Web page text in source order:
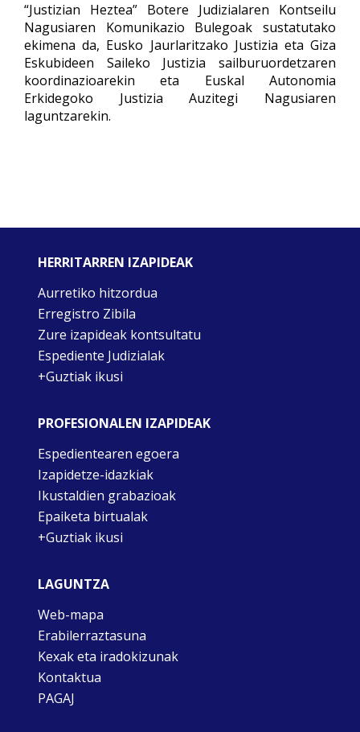
“Justizian Heztea” Botere Judizialaren Kontseilu
Nagusiaren Komunikazio Bulegoak sustatutako
ekimena da, Eusko Jaurlaritzako Justizia eta Giza
Eskubideen Saileko Justizia sailburuordetzaren
koordinazioarekin eta Euskal Autonomia
Erkidegoko Justizia Auzitegi Nagusiaren
laguntzarekin.
HERRITARREN IZAPIDEAK
Aurretiko hitzordua
Erregistro Zibila
Zure izapideak kontsultatu
Espediente Judizialak
+Guztiak ikusi
PROFESIONALEN IZAPIDEAK
Espedientearen egoera
Izapidetze-idazkiak
Ikustaldien grabazioak
Epaiketa birtualak
+Guztiak ikusi
LAGUNTZA
Web-mapa
Erabilerraztasuna
Kexak eta iradokizunak
Kontaktua
PAGAJ